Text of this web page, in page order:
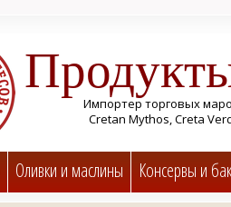
Импортер торговых
Cretan Mythos, Creta
Оливки и маслины Консервы и